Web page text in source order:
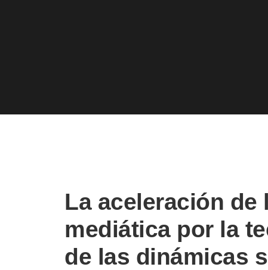
La aceleración
mediática por la
de las dinámicas